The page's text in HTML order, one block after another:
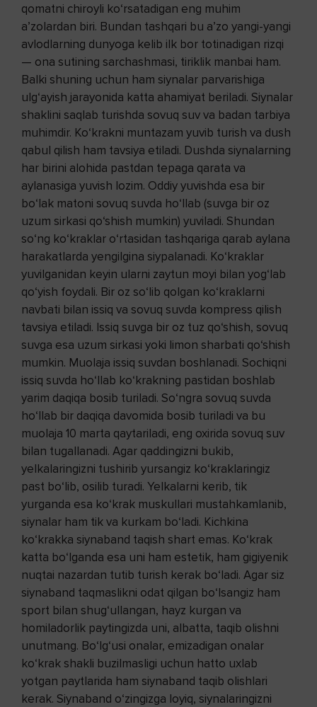
qomatni chiroyli ko‘rsatadigan eng muhim
a’zolardan biri. Bundan tashqari bu a’zo yangi-yangi
avlodlarning dunyoga kelib ilk bor totinadigan rizqi
— ona sutining sarchashmasi, tiriklik manbai ham.
Balki shuning uchun ham siynalar parvarishiga
ulg‘ayish jarayonida katta ahamiyat beriladi. Siynalar
shaklini saqlab turishda sovuq suv va badan tarbiya
muhimdir. Ko‘krakni muntazam yuvib turish va dush
qabul qilish ham tavsiya etiladi. Dushda siynalarning
har birini alohida pastdan tepaga qarata va
aylanasiga yuvish lozim. Oddiy yuvishda esa bir
bo‘lak matoni sovuq suvda ho‘llab (suvga bir oz
uzum sirkasi qo‘shish mumkin) yuviladi. Shundan
so‘ng ko‘kraklar o‘rtasidan tashqariga qarab aylana
harakatlarda yengilgina siypalanadi. Ko‘kraklar
yuvilganidan keyin ularni zaytun moyi bilan yog‘lab
qo‘yish foydali. Bir oz so‘lib qolgan ko‘kraklarni
navbati bilan issiq va sovuq suvda kompress qilish
tavsiya etiladi. Issiq suvga bir oz tuz qo‘shish, sovuq
suvga esa uzum sirkasi yoki limon sharbati qo‘shish
mumkin. Muolaja issiq suvdan boshlanadi. Sochiqni
issiq suvda ho‘llab ko‘krakning pastidan boshlab
yarim daqiqa bosib turiladi. So‘ngra sovuq suvda
ho‘llab bir daqiqa davomida bosib turiladi va bu
muolaja 10 marta qaytariladi, eng oxirida sovuq suv
bilan tugallanadi. Agar qaddingizni bukib,
yelkalaringizni tushirib yursangiz ko‘kraklaringiz
past bo‘lib, osilib turadi. Yelkalarni kerib, tik
yurganda esa ko‘krak muskullari mustahkamlanib,
siynalar ham tik va kurkam bo‘ladi. Kichkina
ko‘krakka siynaband taqish shart emas. Ko‘krak
katta bo‘lganda esa uni ham estetik, ham gigiyenik
nuqtai nazardan tutib turish kerak bo‘ladi. Agar siz
siynaband taqmaslikni odat qilgan bo‘lsangiz ham
sport bilan shug‘ullangan, hayz kurgan va
homiladorlik paytingizda uni, albatta, taqib olishni
unutmang. Bo‘lg‘usi onalar, emizadigan onalar
ko‘krak shakli buzilmasligi uchun hatto uxlab
yotgan paytlarida ham siynaband taqib olishlari
kerak. Siynaband o‘zingizga loyiq, siynalaringizni